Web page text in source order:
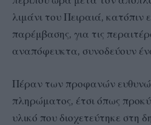
λιμάνι του Πειραιά, κατόπιν
παρέμβασης, για τις
αναπόφευκτα, συνοδεύουν
Πέραν των προφανών
πληρώματος, έτσι όπως
υλικό που διοχετεύτηκε στη